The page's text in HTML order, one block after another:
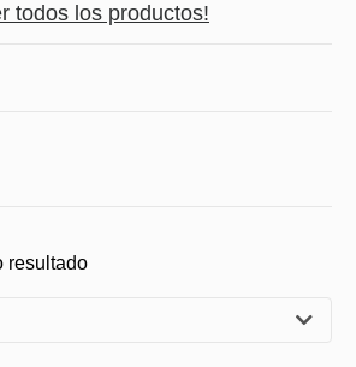
todos los productos!
resultado